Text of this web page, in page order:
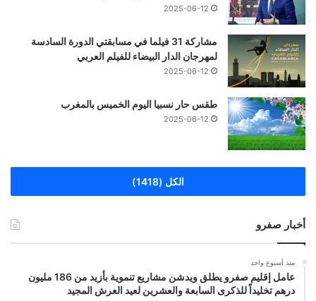
2025-06-12
مشاركة 31 فيلما في مسابقتي الدورة السادسة
لمهرجان الدار البيضاء للفيلم العربي
2025-06-12
طقس حار نسبيا اليوم الخميس بالمغرب
2025-06-12
الكل (1418)
أخبار صفرو
منذ أسبوع واحد
عامل إقليم صفرو يطلق ويدشن مشاريع تنموية بأزيد من 186 مليون
درهم تخليداً للذكرى السابعة والعشرين لعيد العرش المجيد